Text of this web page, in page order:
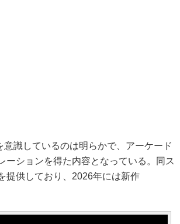
識しているのは明らかで、アーケード
ーションを得た内容となっている。同ス
提供しており、2026年には新作